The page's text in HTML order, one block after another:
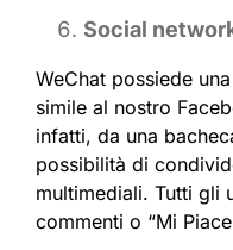
Social
WeChat possiede
simile al nostro
infatti, da una
possibilità di
multimediali. Tutti gli
commenti o “Mi